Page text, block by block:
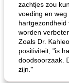
zachtjes zou
voeding en
hartgezondheid
worden
Zoals Dr.
positiviteit, "is
doodsoorzaak.
zijn."